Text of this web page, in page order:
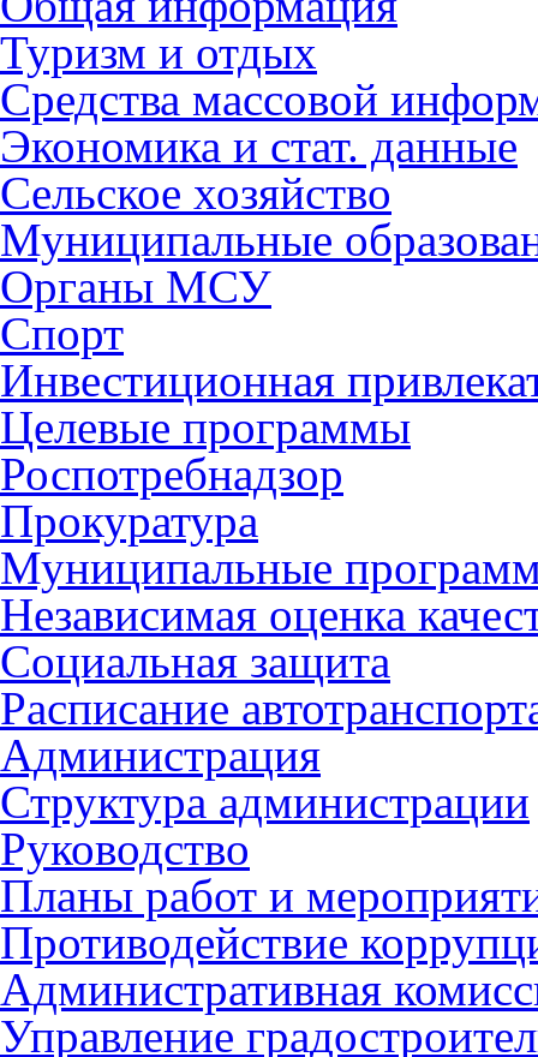
Туризм и отдых
Средства массовой
Экономика и стат. данные
Сельское хозяйство
Муниципальные
Органы МСУ
Спорт
Инвестиционная
Целевые программы
Роспотребнадзор
Прокуратура
Муниципальные
Независимая оценка
Социальная защита
Расписание
Администрация
Структура администрации
Руководство
Планы работ и
Противодействие
Административная
Управление